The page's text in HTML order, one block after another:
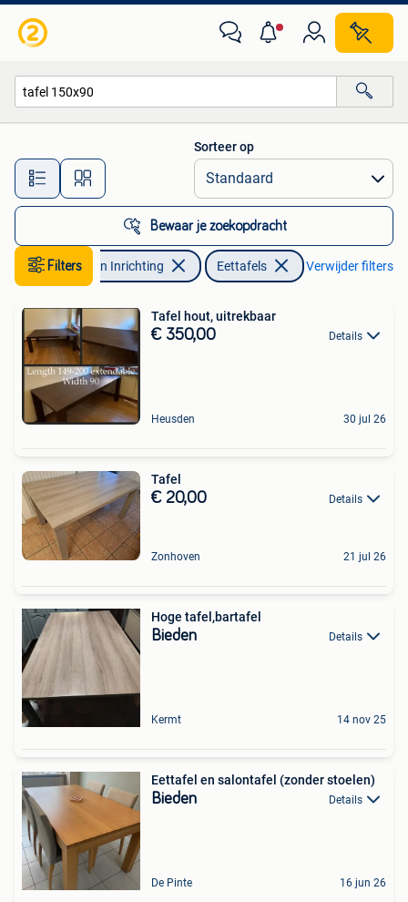
Alle afstanden…
Sorteer op
Bewaar je zoekopdracht
FiltersHuis en Inrichting Eettafels Verwijder filters
Tafel hout, uitrekbaar
€ 350,00 Details
Heusden 30 jul 26
Tafel
€ 20,00 Details
Zonhoven 21 jul 26
Hoge tafel,bartafel
Bieden Details
Kermt 14 nov 25
Eettafel en salontafel (zonder stoelen)
Bieden Details
De Pinte 16 jun 26